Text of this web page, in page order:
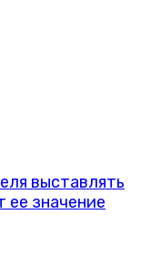
выставлять
ее значение